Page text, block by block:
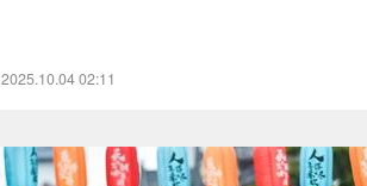
2025.10.04 02:11